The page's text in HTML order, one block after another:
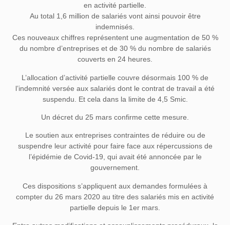
en activité partielle.
Au total 1,6 million de salariés vont ainsi pouvoir être
indemnisés.
Ces nouveaux chiffres représentent une augmentation de 50 %
du nombre d’entreprises et de 30 % du nombre de salariés
couverts en 24 heures.
L’allocation d’activité partielle couvre désormais 100 % de
l’indemnité versée aux salariés dont le contrat de travail a été
suspendu. Et cela dans la limite de 4,5 Smic.
Un décret du 25 mars confirme cette mesure.
Le soutien aux entreprises contraintes de réduire ou de
suspendre leur activité pour faire face aux répercussions de
l’épidémie de Covid-19, qui avait été annoncée par le
gouvernement.
Ces dispositions s’appliquent aux demandes formulées à
compter du 26 mars 2020 au titre des salariés mis en activité
partielle depuis le 1er mars.